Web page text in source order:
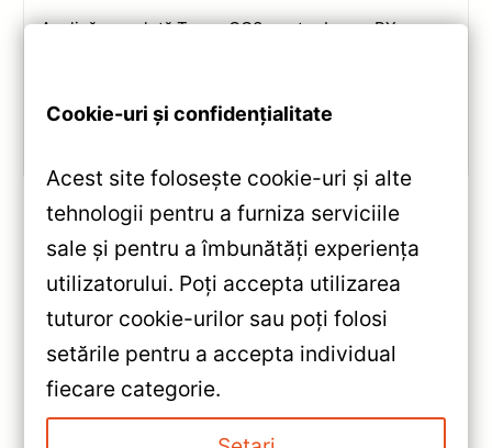
Analiză completă Teyes CC3 pentru Lexus RX:
«Navigație Auto MOSS M2
Nissan Juke 2010-2014 9″ IPS
Octa-core 1.6Ghz Android 4G
Bluetooth 5.1 DSP – Performanță
și Conectivitate Avansată
Navigație Auto MOSS M2
pentru Nissan Terrano 3 (2014-
Cookie-uri și confidențialitate
Acest site folosește cookie-uri și alte
tehnologii pentru a furniza serviciile
sale și pentru a îmbunătăți experiența
utilizatorului. Poți accepta utilizarea
tuturor cookie-urilor sau poți folosi
setările pentru a accepta individual
fiecare categorie.